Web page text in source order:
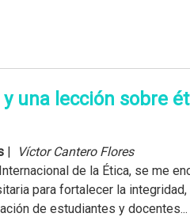
una lección sobre
|
Víctor Cantero Flores
de la Ética, se me
para fortalecer la
de estudiantes y docentes...